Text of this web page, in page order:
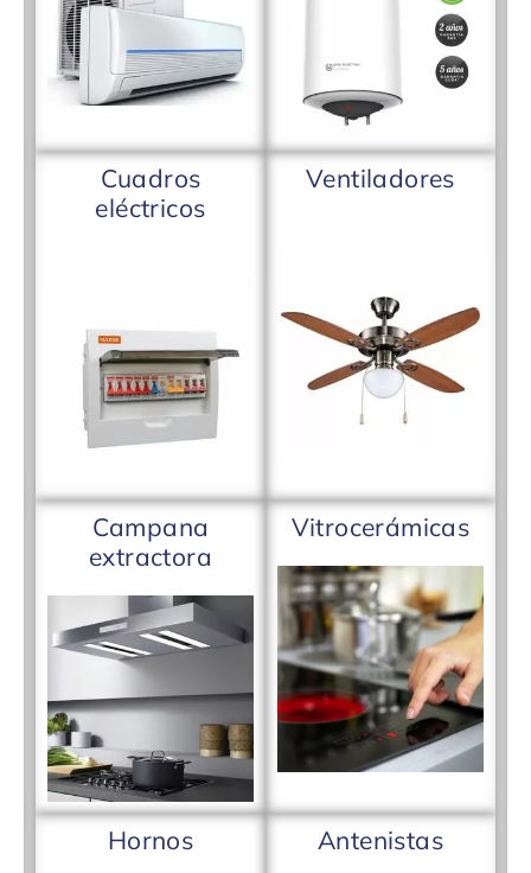
Cuadros
eléctricos
Ventiladores
Campana
extractora
Vitrocerámicas
Hornos Antenistas